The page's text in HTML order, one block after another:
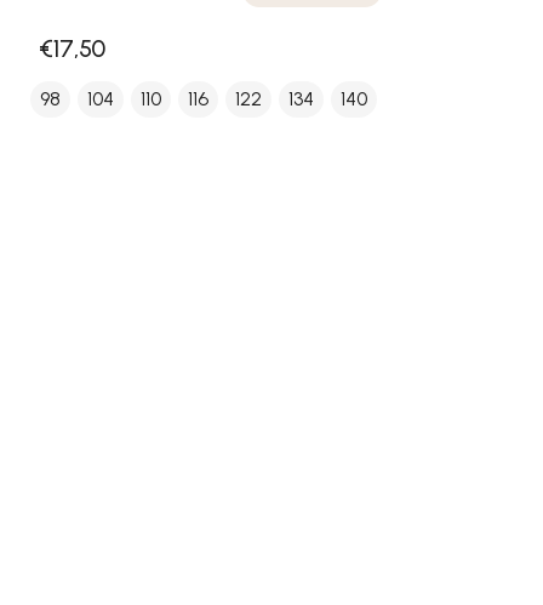
€17,50
98 104 110 116 122 134 140